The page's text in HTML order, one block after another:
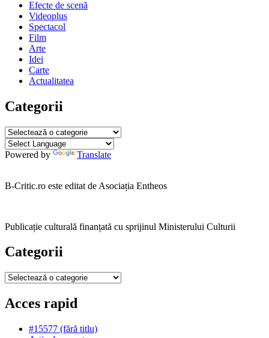
2020
Efecte de scenă
Videoplus
Spectacol
Film
Arte
Idei
Carte
Actualitatea
Categorii
Categorii
Powered by Translate
B-Critic.ro este editat de Asociația Entheos
Publicație culturală finanțată cu sprijinul Ministerului Culturii
Categorii
Categorii
Acces rapid
#15577 (fără titlu)